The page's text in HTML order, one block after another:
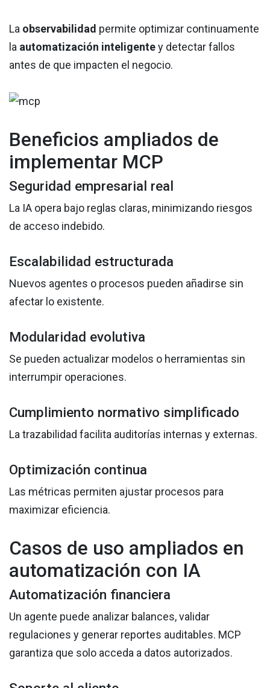
La observabilidad permite optimizar continuamente
la automatización inteligentey detectar fallos
antes de que impacten el negocio.
Beneficios ampliados de
implementar MCP
Seguridad empresarial real
La IA opera bajo reglas claras, minimizando riesgos
de acceso indebido.
Escalabilidad estructurada
Nuevos agentes o procesos pueden añadirse sin
afectar lo existente.
Modularidad evolutiva
Se pueden actualizar modelos o herramientas sin
interrumpir operaciones.
Cumplimiento normativo simplificado
La trazabilidad facilita auditorías internas y externas.
Optimización continua
Las métricas permiten ajustar procesos para
maximizar eficiencia.
Casos de uso ampliados en
automatización con IA
Automatización financiera
Un agente puede analizar balances, validar
regulaciones y generar reportes auditables. MCP
garantiza que solo acceda a datos autorizados.